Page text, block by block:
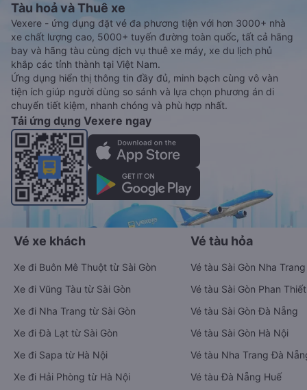
Tàu hoả và Thuê xe
Vexere - ứng dụng đặt vé đa phương tiện với hơn 3000+ nhà
xe chất lượng cao, 5000+ tuyến đường toàn quốc, tất cả hãng
bay và hãng tàu cùng dịch vụ thuê xe máy, xe du lịch phủ
khắp các tỉnh thành tại Việt Nam.
Ứng dụng hiển thị thông tin đầy đủ, minh bạch cùng vô vàn
tiện ích giúp người dùng so sánh và lựa chọn phương án di
chuyển tiết kiệm, nhanh chóng và phù hợp nhất.
Tải ứng dụng Vexere ngay
Vé xe khách
Xe đi Buôn Mê Thuột từ Sài Gòn
Xe đi Vũng Tàu từ Sài Gòn
Xe đi Nha Trang từ Sài Gòn
Xe đi Đà Lạt từ Sài Gòn
Xe đi Sapa từ Hà Nội
Xe đi Hải Phòng từ Hà Nội
Vé tàu hỏa
Vé tàu Sài Gòn Nha Trang
Vé tàu Sài Gòn Phan Thiết
Vé tàu Sài Gòn Đà Nẵng
Vé tàu Sài Gòn Hà Nội
Vé tàu Nha Trang Đà
Vé tàu Đà Nẵng Huế